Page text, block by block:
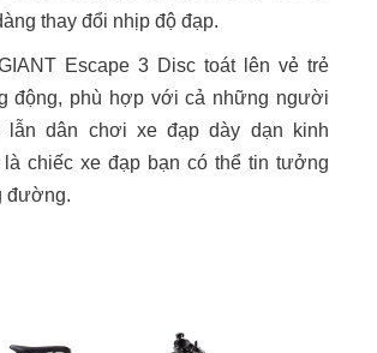
thay đổi nhịp độ đạp.
Escape 3 Disc toát lên vẻ trẻ
động, phù hợp với cả những người
lẫn dân chơi xe đạp dày dạn kinh
chiếc xe đạp bạn có thể tin tưởng
đường.